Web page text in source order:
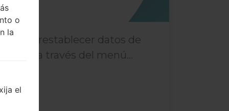
¿Cómo restablecer datos de
fábrica a través del menú...
o
la
el